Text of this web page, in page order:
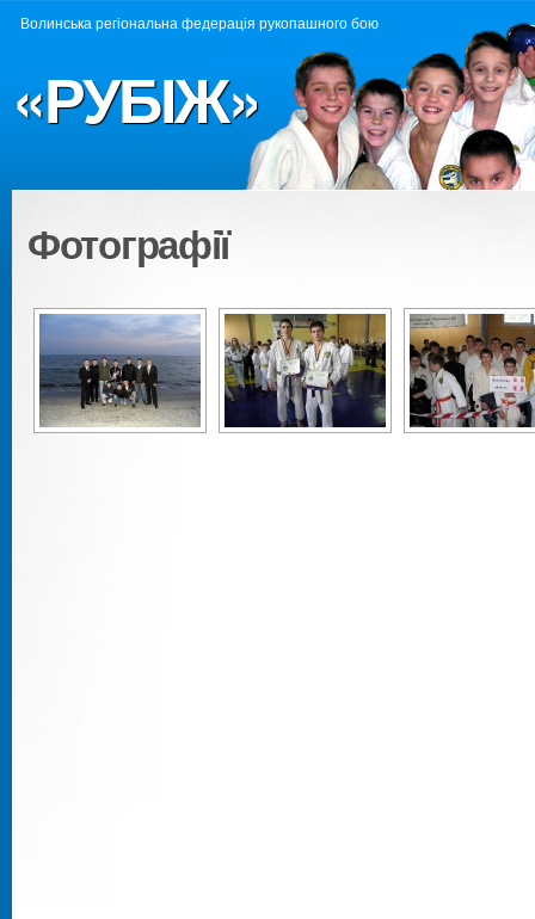
«РУБІЖ»
Волинська регіональна федерація рукопашного бою
Фотографії